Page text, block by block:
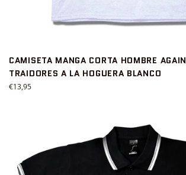
CAMISETA MANGA CORTA HOMBRE
TRAIDORES A LA HOGUERA BLANCO
Precio
€13,95